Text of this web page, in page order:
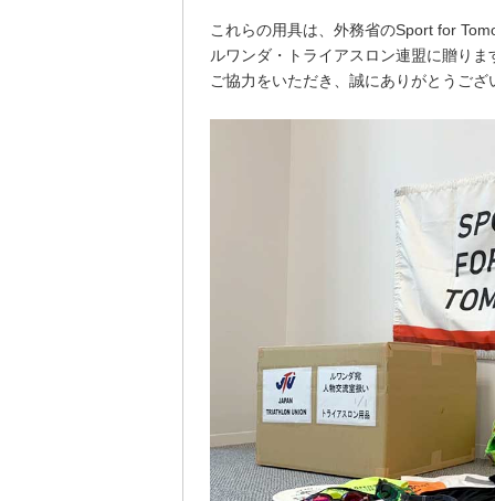
これらの用具は、外務省のSport for
ルワンダ・トライアスロン連盟に贈りま
ご協力をいただき、誠にありがとうござ